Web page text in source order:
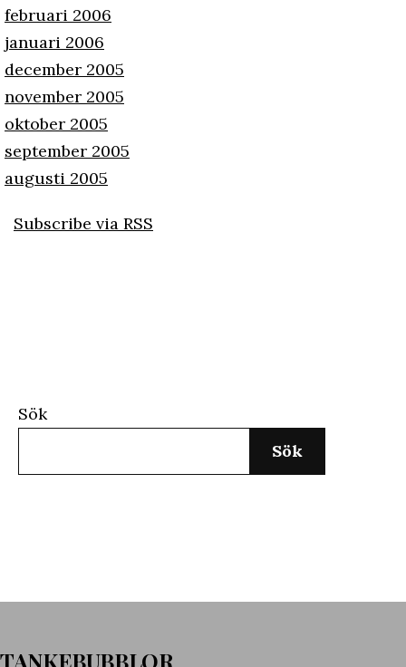
februari 2006
januari 2006
december 2005
november 2005
oktober 2005
september 2005
augusti 2005
Subscribe via RSS
Sök
Sök
TANKEBUBBLOR